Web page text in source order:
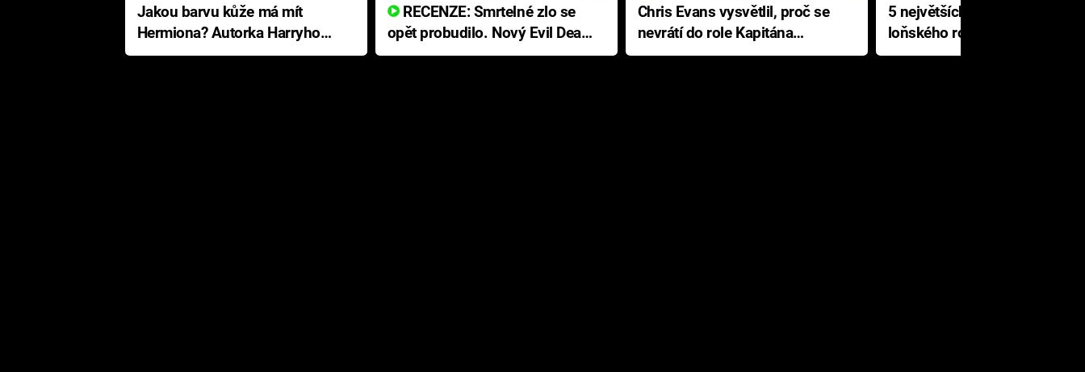
Jakou barvu kůže má mít
Hermiona? Autorka Harryho
Pottera přišla s ráznou
RECENZE: Smrtelné zlo se
opět probudilo. Nový Evil Dead
přichází s neodolatelnou
Chris Evans vysvětlil, proč se
nevrátí do role Kapitána
Ameriky
5 největších propadáků
loňského roku: Disney na
jediné katastrofě prodělal 200